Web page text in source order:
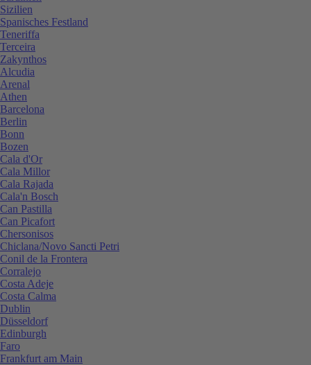
Sizilien
Spanisches Festland
Teneriffa
Terceira
Zakynthos
Alcudia
Arenal
Athen
Barcelona
Berlin
Bonn
Bozen
Cala d'Or
Cala Millor
Cala Rajada
Cala'n Bosch
Can Pastilla
Can Picafort
Chersonisos
Chiclana/Novo Sancti Petri
Conil de la Frontera
Corralejo
Costa Adeje
Costa Calma
Dublin
Düsseldorf
Edinburgh
Faro
Frankfurt am Main